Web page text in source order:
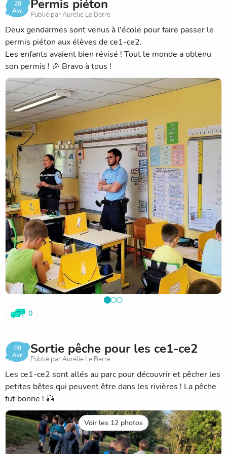
28
Avr.
Permis piéton
Publié par Aurélie Le Berre
Deux gendarmes sont venus à l'école pour faire passer le
permis piéton aux élèves de ce1-ce2.
Les enfants avaient bien révisé ! Tout le monde a obtenu
son permis ! 🎉 Bravo à tous !
0
09
Avr.
Sortie pêche pour les ce1-ce2
Publié par Aurélie Le Berre
Les ce1-ce2 sont allés au parc pour découvrir et pêcher les
petites bêtes qui peuvent être dans les rivières ! La pêche
fut bonne ! 🎣
Voir les 12 photos